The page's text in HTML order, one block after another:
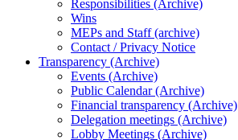
Responsibilities (Archive)
Wins
MEPs and Staff (archive)
Contact / Privacy Notice
Transparency (Archive)
Events (Archive)
Public Calendar (Archive)
Financial transparency (Archive)
Delegation meetings (Archive)
Lobby Meetings (Archive)